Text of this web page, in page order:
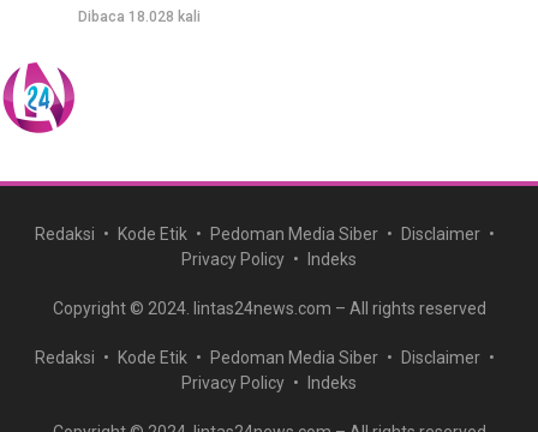
Dibaca 18.028 kali
Redaksi Kode Etik Pedoman Media Siber
Disclaimer
Privacy Policy
Indeks
Copyright © 2024. lintas24news.com – All rights reserved
Redaksi Kode Etik Pedoman Media Siber
Disclaimer
Privacy Policy
Indeks